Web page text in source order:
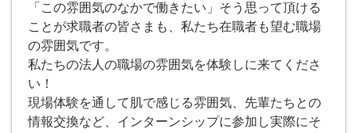
「この雰囲気のなかで働きたい」そう思って頂ける
ことが求職者の皆さまも、私たち在職者も望む職場
の雰囲気です。
私たちの法人の職場の雰囲気を体験しに来てくださ
い！
現場体験を通して肌で感じる雰囲気、先輩たちとの
情報交換など、インターンシップに参加し実際にそ